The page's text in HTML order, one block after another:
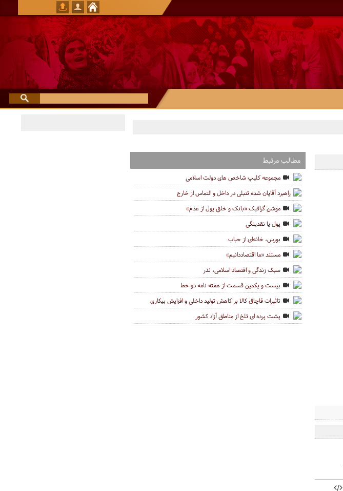
مطالب مرتبط
مجموعه کلیپ شاخص های دولت اسلامی
راهبرد آقایان شده تنبلی در داخل و التماس از خارج
موشن گرافیک «بانک و خلق پول از عدم»
پول یا نقدینگی
بورس، خانه‌ای از حباب
مستند «ما اقتصاددانیم»
سبک زندگی و اقتصاد اسلامی، نذر
بیست و یکمین قسمت از هفته نامه دو خط
تاثیرات قاچاق کالا بر کاهش تولید داخلی و افزایش بیکاری
پشت پرده ای تلخ از مناطق آزاد کشور